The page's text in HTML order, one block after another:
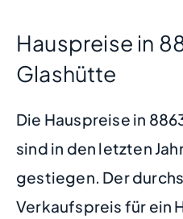
Hauspreise in
Glashütte
Die Hauspreise in
sind in den letzten
gestiegen. Der
Verkaufspreis für ein